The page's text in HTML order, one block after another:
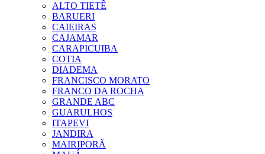
ALTO TIETÊ
BARUERI
CAIEIRAS
CAJAMAR
CARAPICUIBA
COTIA
DIADEMA
FRANCISCO MORATO
FRANCO DA ROCHA
GRANDE ABC
GUARULHOS
ITAPEVI
JANDIRA
MAIRIPORÃ